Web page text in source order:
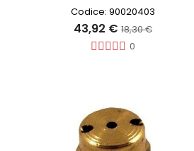
Codice: 90020403
43,92 € 18,30 €
0